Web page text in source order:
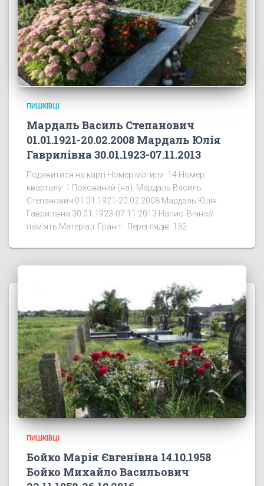
ПИШКІВЦІ
Мардаль Василь Степанович
01.01.1921-20.02.2008 Мардаль Юлія
Гаврилівна 30.01.1923-07.11.2013
Подивитися на карті Номер могили: 14 Номер
кварталу: 1 Похований (на): Мардаль Василь
Степанович 01.01.1921-20.02.2008 Мардаль Юлія
Гаврилівна 30.01.1923-07.11.2013 Напис: Вічна//
пам’ять Матеріал: Граніт Переглядів: 132
ПИШКІВЦІ
Бойко Марія Євгенівна 14.10.1958
Бойко Михайло Васильович